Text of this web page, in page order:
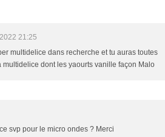
21:25
multidelice dans recherche et tu auras toutes
multidelice dont les yaourts vanille façon Malo
svp pour le micro ondes ? Merci